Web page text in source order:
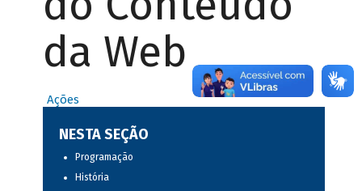
da Web
Ações
NESTA SEÇÃO
Programação
História